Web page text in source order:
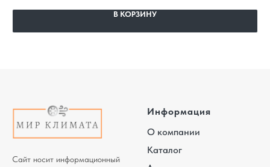
В КОРЗИНУ
Сайт носит информационный
Информация
О компании
Каталог